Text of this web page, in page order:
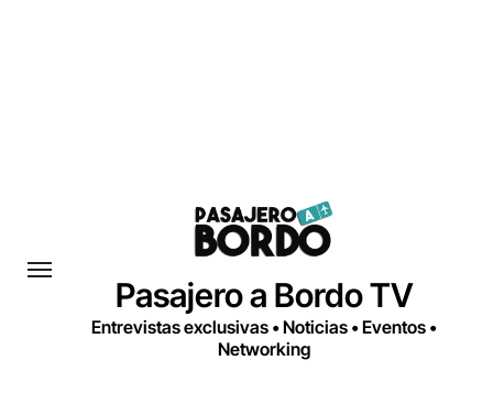
Pasajero a Bordo TV
Entrevistas exclusivas • Noticias • Eventos •
Networking